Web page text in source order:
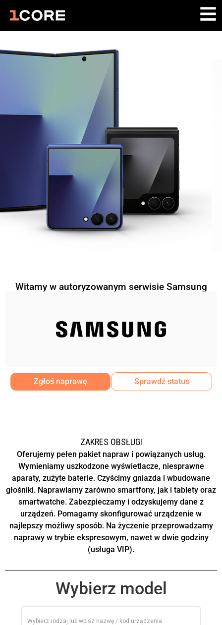
Witamy w autoryzowanym serwisie Samsung
Zgłoś naprawę Sprawdź status
ZAKRES OBSŁUGI
Oferujemy pełen pakiet napraw i powiązanych usług.
Wymieniamy uszkodzone wyświetlacze, niesprawne
aparaty, zużyte baterie. Czyścimy gniazda i wbudowane
głośniki. Naprawiamy zarówno smartfony, jak i tablety oraz
smartwatche. Zabezpieczamy i odzyskujemy dane z
urządzeń. Pomagamy skonfigurować urządzenie w
najlepszy możliwy sposób. Na życzenie przeprowadzamy
naprawy w trybie ekspresowym, nawet w dwie godziny
(usługa VIP).
Wybierz model
Wybierz rodzaj lub wpisz nazwę / kod urządzenia